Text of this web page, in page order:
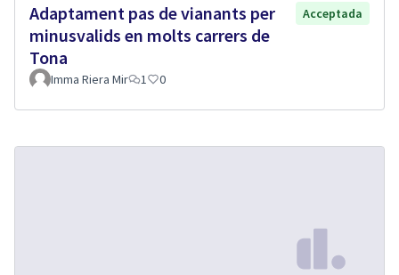
Adaptament pas de vianants per
minusvalids en molts carrers de
Tona
Acceptada
Imma Riera Mir 1 0